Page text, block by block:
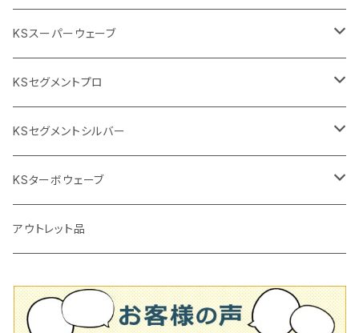
ダイヤモンドホイール
穴あけ用工具
タイルニッパー
プロ用鏝（こて）
吸着盤
その他
タイル針
高速回転
撹拌羽根
撹拌軸
押し切り（手動切断機
押し切り替え刃（手動切断機替え刃
タイル針
電動工具
電動切断機
タイルパッチ（ビブラート
KSスーパーウェーブ
105mm（4インチ）
125ｍｍ（5インチ）
KSセグメントプロ
105mm（4インチ）
通常品
ビス穴付き
125mm（5インチ）
通常品
オフセットタイプ（ハットタイプ
150ｍｍ（6インチ）
205ｍｍ（8インチ）
KSセグメントシルバー
105mm（4インチ）
125mm（5インチ）
180mm（7インチ）
KSターボウェーブ
105mm（4インチ）
150ｍｍ（6インチ）
アウトレット品